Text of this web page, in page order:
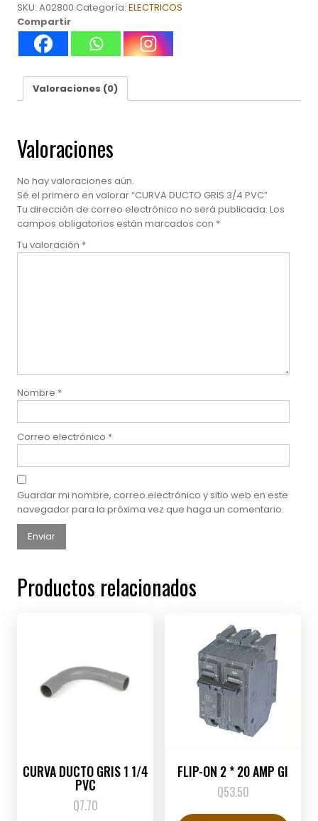
3/4
PVC
cantidad
SKU: A02800 Categoría: ELECTRICOS
Compartir
Valoraciones (0)
Valoraciones
No hay valoraciones aún.
Sé el primero en valorar “CURVA DUCTO GRIS 3/4 PVC”
Tu dirección de correo electrónico no será publicada. Los
campos obligatorios están marcados con *
Tu valoración *
Nombre *
Correo electrónico *
Guardar mi nombre, correo electrónico y sitio web en este
navegador para la próxima vez que haga un comentario.
Productos relacionados
CURVA DUCTO GRIS 1 1/4
PVC
Q7.70
FLIP-ON 2 * 20 AMP GI
Q53.50